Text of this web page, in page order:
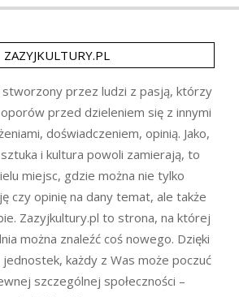
ZAZYJKULTURY.PL
stworzony przez ludzi z pasją, którzy
przed dzieleniem się z innymi
doświadczeniem, opinią. Jako,
i kultura powoli zamierają, to
miejsc, gdzie można nie tylko
czy opinię na dany temat, ale także
Zazyjkultury.pl to strona, na której
można znaleźć coś nowego. Dzięki
każdy z Was może poczuć
szczególnej społeczności –